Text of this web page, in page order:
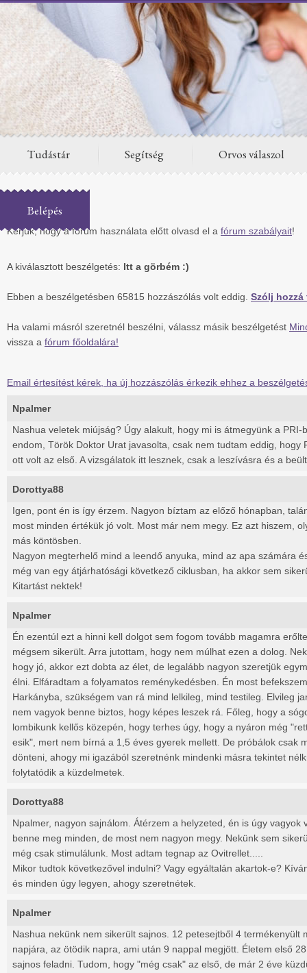
Tudástár Segítség Orvos válaszol
Belépés
Fórum
Kérjük, hogy a fórum használata előtt olvasd el a fórum szabályait!
A kiválasztott beszélgetés: Itt a görbém :)
Ebben a beszélgetésben 65815 hozzászólás volt eddig. Szólj hozzá
Ha valami másról szeretnél beszélni, válassz másik beszélgetést
vissza a fórum főoldalára!
Email értesítést kérek, ha új hozzászólás érkezik ehhez a
Npalmer
Nashua veletek miújság? Úgy alakult, hogy mi is átmegyünk a PRI-
endom, Török Doktor Urat javasolta, csak nem tudtam eddig, hogy
ott volt az első. A vizsgálatok itt lesznek, csak a leszívásra és a
Dorottya88
Igen, pont én is így érzem. Nagyon bíztam az előző hónapban,
most minden értékük jó volt. Most már nem megy. Ez azt hiszem,
más köntösben.
Nagyon megterhelő mind a leendő anyuka, mind az apa számára
még van egy átjárhatósági következő ciklusban, ha akkor sem
Kitartást nektek!
Npalmer
Én ezentúl ezt a hinni kell dolgot sem fogom tovább magamra
mégsem sikerült. Arra jutottam, hogy nem múlhat ezen a dolog.
hogy jó, akkor ezt dobta az élet, de legalább nagyon szeretjük
élni. Elfáradtam a folyamatos reménykedésben. Én most
Harkányba, szükségem van rá mind lelkileg, mind testileg. Elvileg
nem vagyok benne biztos, hogy képes leszek rá. Főleg, hogy a
lombikunk kellős közepén, hogy terhes úgy, hogy a nyáron még
esik", mert nem bírná a 1,5 éves gyerek mellett. De próbálok csak
dönteni, ahogy mi igazából szeretnénk mindenki másra tekintet
folytatódik a küzdelmetek.
Dorottya88
Npalmer, nagyon sajnálom. Átérzem a helyzeted, én is úgy vagyok
benne meg minden, de most nem nagyon megy. Nekünk sem
még csak stimulálunk. Most adtam tegnap az Ovitrellet.....
Mikor tudtok következővel indulni? Vagy egyáltalán akartok-e?
és minden úgy legyen, ahogy szeretnétek.
Npalmer
Nashua nekünk nem sikerült sajnos. 12 petesejtből 4 termékenyült
napjára, az ötödik napra, ami után 9 nappal megjött. Életem első
sajnos feladni. Tudom, hogy "még csak" az első, de már 2 éve